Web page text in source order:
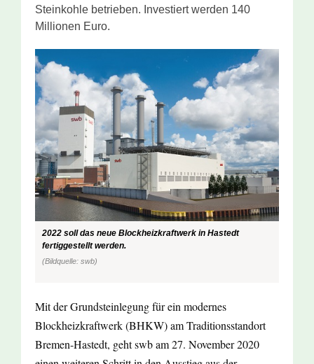
Steinkohle betrieben. Investiert werden 140
Millionen Euro.
2022 soll das neue Blockheizkraftwerk in Hastedt
fertiggestellt werden.
(Bildquelle: swb)
Mit der Grundsteinlegung für ein modernes
Blockheizkraftwerk (BHKW) am Traditionsstandort
Bremen-Hastedt, geht swb am 27. November 2020